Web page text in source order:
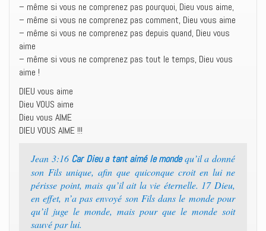
– même si vous ne comprenez pas pourquoi, Dieu vous aime,
– même si vous ne comprenez pas comment, Dieu vous aime
– même si vous ne comprenez pas depuis quand, Dieu vous
aime
– même si vous ne comprenez pas tout le temps, Dieu vous
aime !
DIEU vous aime
Dieu VOUS aime
Dieu vous AIME
DIEU VOUS AIME !!!
Jean 3:16 Car Dieu a tant aimé le mondequ’il a donné
son Fils unique, afin que quiconque croit en lui ne
périsse point, mais qu’il ait la vie éternelle. 17 Dieu,
en effet, n’a pas envoyé son Fils dans le monde pour
qu’il juge le monde, mais pour que le monde soit
sauvé par lui.